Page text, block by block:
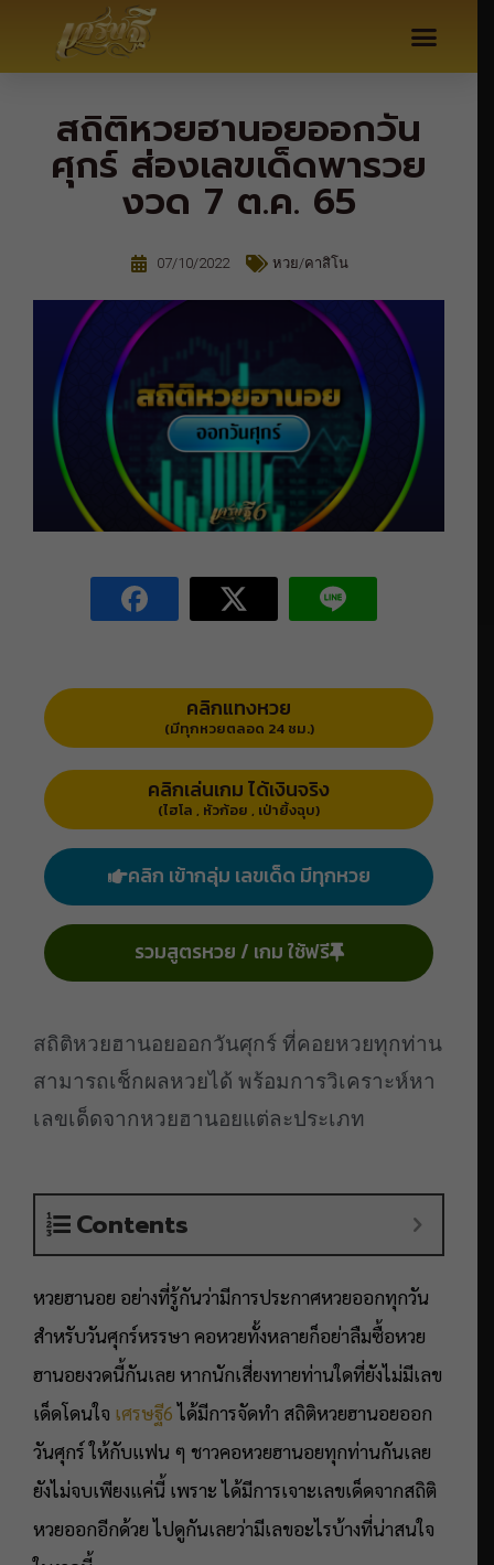
สถิติหวยฮานอยออกวัน
ศุกร์ ส่องเลขเด็ดพารวย
งวด 7 ต.ค. 65
07/10/2022 หวย/คาสิโน
คลิกแทงหวย
(มีทุกหวยตลอด 24 ชม.)
คลิกเล่นเกม ได้เงินจริง
(ไฮโล , หัวก้อย , เป่ายิ้งฉุบ)
คลิก เข้ากลุ่ม เลขเด็ด มีทุกหวย
รวมสูตรหวย / เกม ใช้ฟรี
สถิติหวยฮานอยออกวันศุกร์ ที่คอยหวยทุกท่าน
สามารถเช็กผลหวยได้ พร้อมการวิเคราะห์หา
เลขเด็ดจากหวยฮานอยแต่ละประเภท
Contents
หวยฮานอย อย่างที่รู้กันว่ามีการประกาศหวยออกทุกวัน
สำหรับวันศุกร์หรรษา คอหวยทั้งหลายก็อย่าลืมซื้อหวย
ฮานอยงวดนี้กันเลย หากนักเสี่ยงทายท่านใดที่ยังไม่มีเลข
เด็ดโดนใจ เศรษฐี6ได้มีการจัดทำ สถิติหวยฮานอยออก
วันศุกร์ ให้กับแฟน ๆ ชาวคอหวยฮานอยทุกท่านกันเลย
ยังไม่จบเพียงแค่นี้ เพราะ ได้มีการเจาะเลขเด็ดจากสถิติ
หวยออกอีกด้วย ไปดูกันเลยว่ามีเลขอะไรบ้างที่น่าสนใจ